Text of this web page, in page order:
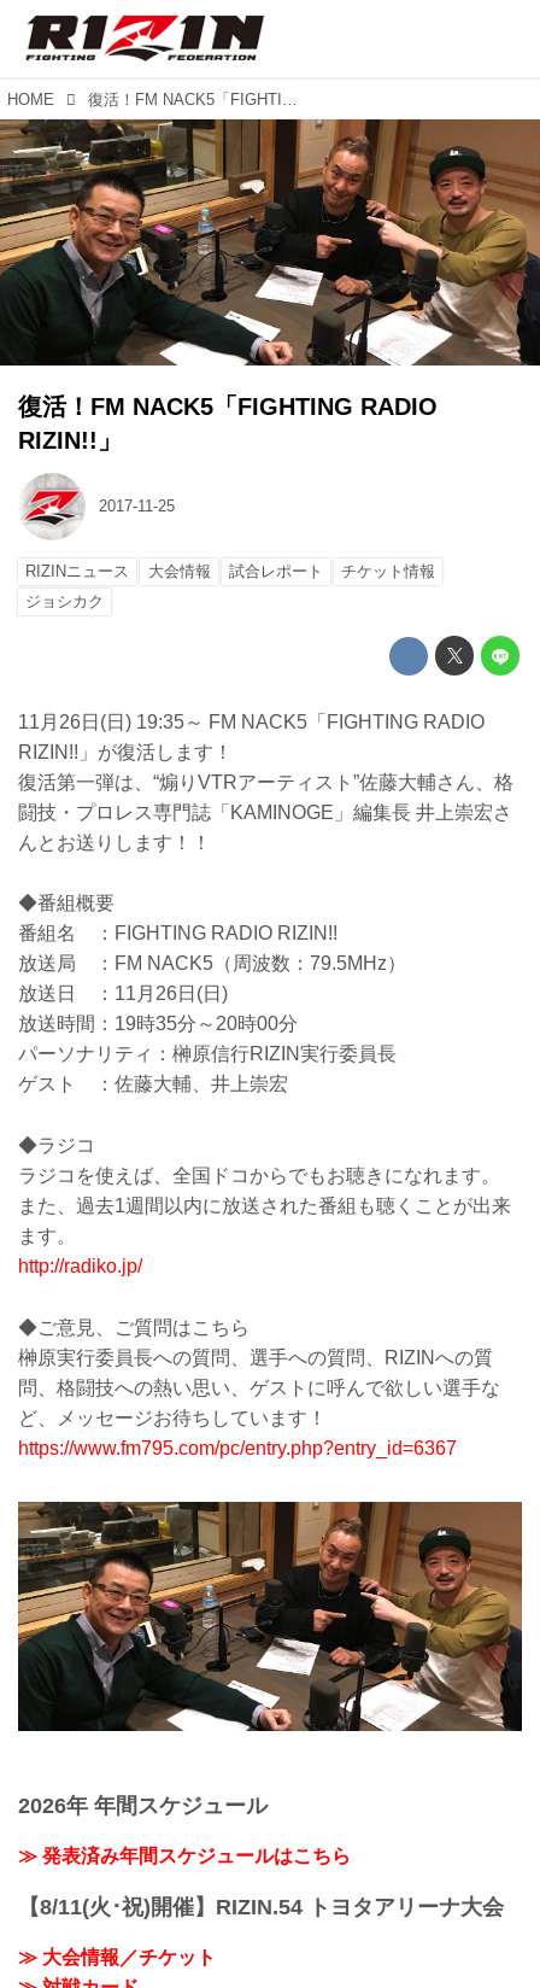
HOME 復活！FM NACK5「FIGHTING RADIO RIZIN!!」
復活！FM NACK5「FIGHTING RADIO
RIZIN!!」
2017-11-25
RIZINニュース 大会情報 試合レポート
チケット情報
ジョシカク
11月26日(日) 19:35～ FM NACK5「FIGHTING RADIO
RIZIN!!」が復活します！
復活第一弾は、“煽りVTRアーティスト”佐藤大輔さん、格
闘技・プロレス専門誌「KAMINOGE」編集長 井上崇宏さ
んとお送りします！！
◆番組概要
番組名 ：FIGHTING RADIO RIZIN!!
放送局 ：FM NACK5（周波数：79.5MHz）
放送日 ：11月26日(日)
放送時間：19時35分～20時00分
パーソナリティ：榊原信行RIZIN実行委員長
ゲスト ：佐藤大輔、井上崇宏
◆ラジコ
ラジコを使えば、全国ドコからでもお聴きになれます。
また、過去1週間以内に放送された番組も聴くことが出来
ます。
http://radiko.jp/
◆ご意見、ご質問はこちら
榊原実行委員長への質問、選手への質問、RIZINへの質
問、格闘技への熱い思い、ゲストに呼んで欲しい選手な
ど、メッセージお待ちしています！
https://www.fm795.com/pc/entry.php?entry_id=6367
2026年 年間スケジュール
≫ 発表済み年間スケジュールはこちら
【8/11(火･祝)開催】RIZIN.54 トヨタアリーナ大会
≫ 大会情報／チケット